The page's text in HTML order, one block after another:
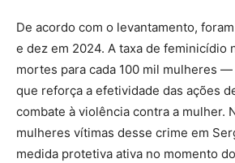
De acordo com o levantamento,
e dez em 2024. A taxa de feminicídio
mortes para cada 100 mil mulheres —
que reforça a efetividade das ações
combate à violência contra a mulher.
mulheres vítimas desse crime em
medida protetiva ativa no momento